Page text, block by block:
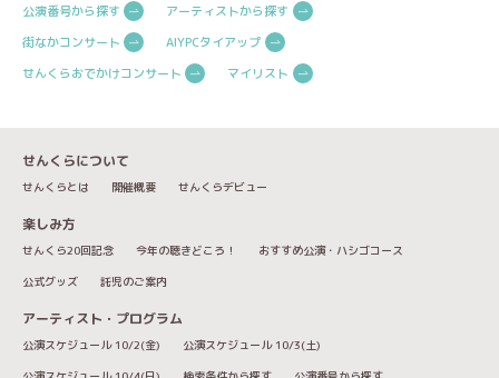
公演番号から探す
アーティストから探す
街なかコンサート
AIYPCタイアップ
せんくらおでかけコンサート
マイリスト
せんくらについて
せんくらとは 開催概要 せんくらデビュー
楽しみ方
せんくら20回記念 今年の聴きどころ！
おすすめ公演・ハシゴコース
公式グッズ
託児のご案内
アーティスト・プログラム
公演スケジュール 10/2(金)
公演スケジュール 10/3(土)